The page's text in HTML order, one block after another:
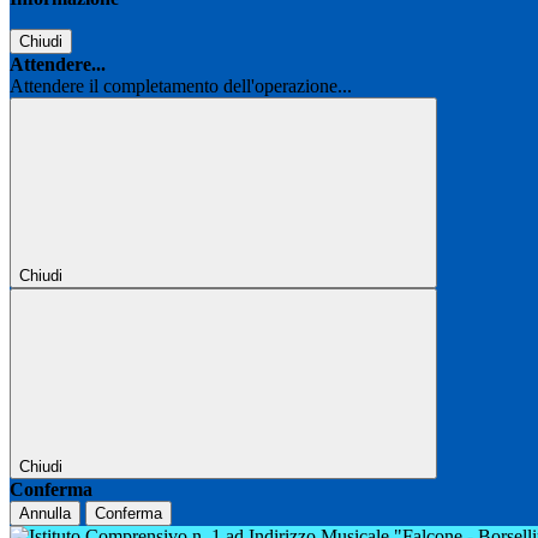
Chiudi
Attendere...
Attendere il completamento dell'operazione...
Chiudi
Chiudi
Conferma
Annulla Conferma